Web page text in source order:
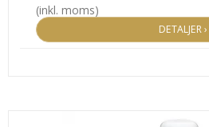
(inkl. moms)
DETALJER ›